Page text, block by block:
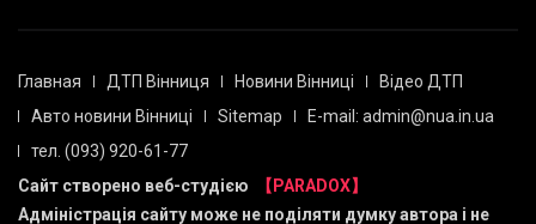
Главная ДТП Вінниця Новини Вінниці
Відео ДТП
Авто новини Вінниці
Sitemap
E-mail: admin@nua.in.ua
тел. (093) 920-61-77
Сайт створено веб-студією
【PARADOX】
Адміністрація сайту може не поділяти думку автора і не